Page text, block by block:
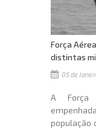
Força
distintas
05 de
A Força
população